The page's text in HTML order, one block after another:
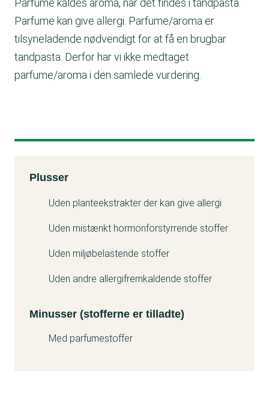
Parfume kaldes aroma, når det findes i tandpasta.
Parfume kan give allergi. Parfume/aroma er
tilsyneladende nødvendigt for at få en brugbar
tandpasta. Derfor har vi ikke medtaget
parfume/aroma i den samlede vurdering.
Kemitest
Plusser
Uden planteekstrakter der kan give allergi
Uden mistænkt hormonforstyrrende stoffer
Uden miljøbelastende stoffer
Uden andre allergifremkaldende stoffer
Minusser (stofferne er tilladte)
Med parfumestoffer